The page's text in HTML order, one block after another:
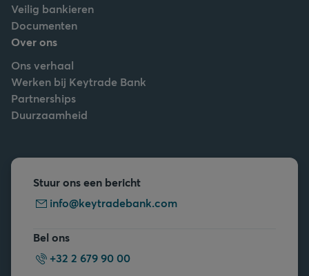
Veilig bankieren
Documenten
Over ons
Ons verhaal
Werken bij Keytrade Bank
Partnerships
Duurzaamheid
Stuur ons een bericht
info@keytradebank.com
Bel ons
+32 2 679 90 00